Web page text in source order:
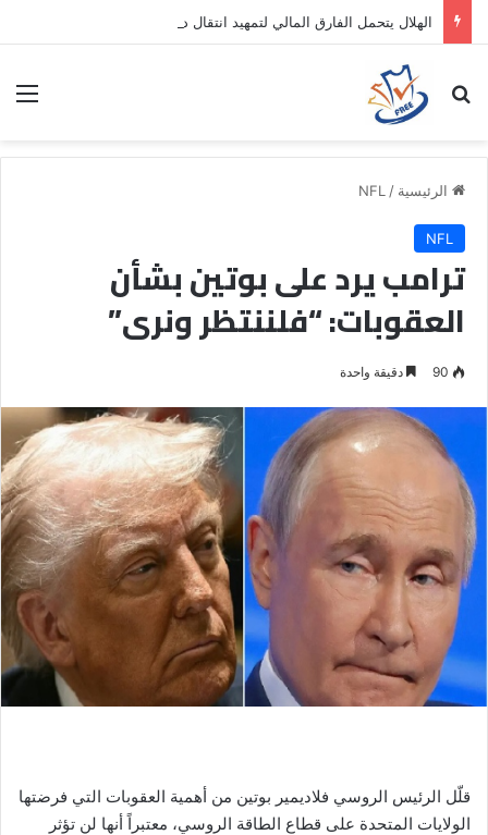
بحث عن
الرئيسية /
NFL
NFL
ترامب يرد على بوتين بشأن
العقوبات: “فلننتظر ونرى”
90 دقيقة واحدة
قلّل الرئيس الروسي فلاديمير بوتين من أهمية العقوبات التي فرضتها
الولايات المتحدة على قطاع الطاقة الروسي، معتبراً أنها لن تؤثر